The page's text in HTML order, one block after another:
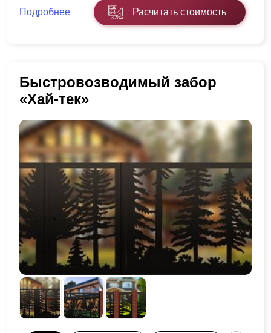
Подробнее Расчитать стоимость
Быстровозводимый забор
«Хай-тек»